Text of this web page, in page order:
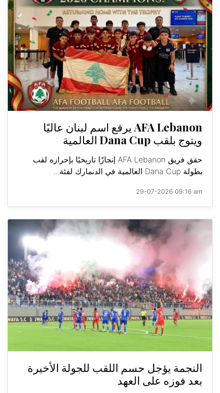
AFA Lebanon يرفع اسم لبنان عاليًا
ويتوج بلقب Dana Cup العالمية
حقق فريق AFA Lebanon إنجازًا تاريخيًا بإحرازه لقب
بطولة Dana Cup العالمية في الدنمارك لفئة...
29-07-2026 09:16 am
النجمة يؤجل حسم اللقب للجولة الأخيرة
بعد فوزه على العهد